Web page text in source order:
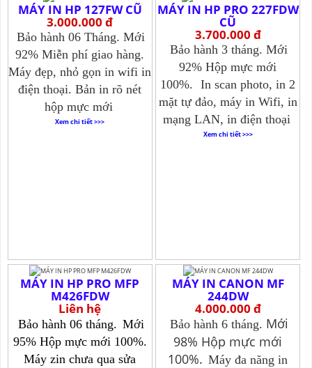
MÁY IN HP 127FW CŨ
3.000.000 đ
Bảo hành 06 Tháng. Mới
92% Miễn phí giao hàng.
Máy đẹp, nhỏ gọn in wifi in
điện thoại. Bản in rõ nét
hộp mực mới
Xem chi tiết >>>
MÁY IN HP PRO 227FDW
CŨ
3.700.000 đ
Bảo hành 3 tháng. Mới
92% Hộp mực mới
100%.
In scan photo, in 2
mặt tự đảo, máy in Wifi, in
mạng LAN, in điện thoại
Xem chi tiết >>>
MÁY IN HP PRO MFP
M426FDW
Liên hệ
Bảo hành 06 tháng. Mới
95% Hộp mực mới 100%.
Máy zin chưa qua sửa
MÁY IN CANON MF
244DW
4.000.000 đ
Bảo hành 6 tháng. Mới
98% Hộp mực mới
100%. Máy đa năng in